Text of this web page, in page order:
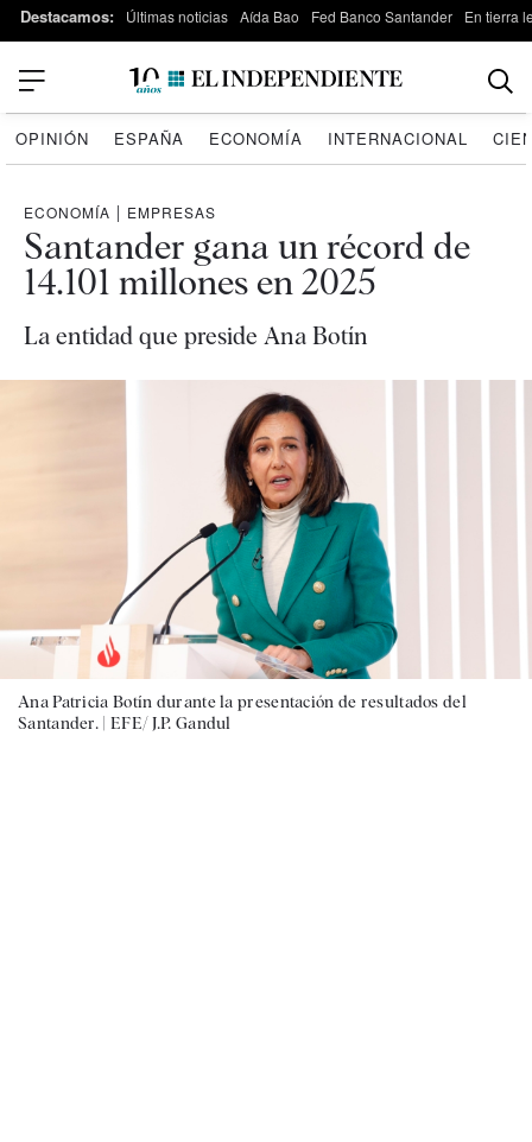
Destacamos: Últimas noticias Aída Bao Fed Banco Santander En tierra
OPINIÓN ESPAÑA ECONOMÍA INTERNACIONAL
ECONOMÍA | EMPRESAS
Santander gana un récord de
14.101 millones en 2025
La entidad que preside Ana Botín
Ana Patricia Botín durante la presentación de resultados del
Santander. | EFE/ J.P. Gandul